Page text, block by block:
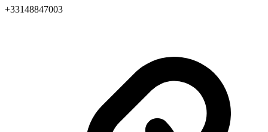
+33148847003